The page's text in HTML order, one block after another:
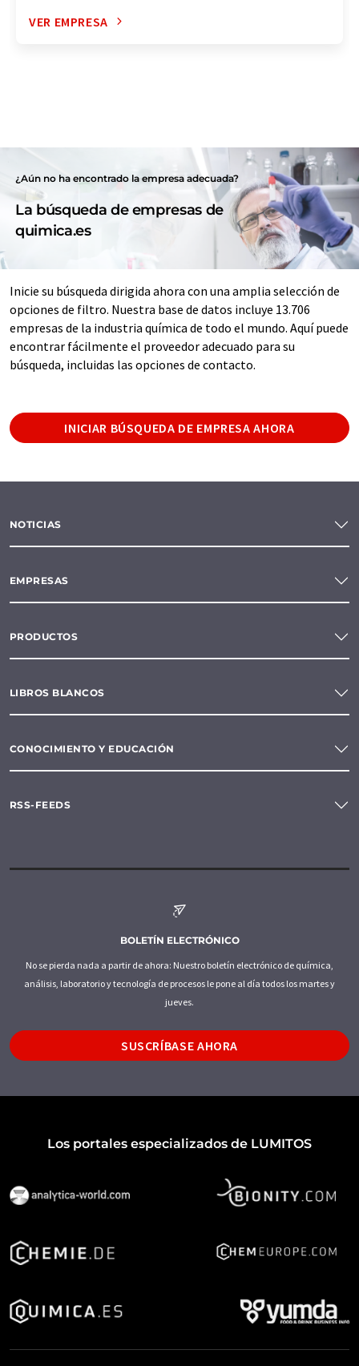
VER EMPRESA
¿Aún no ha encontrado la empresa adecuada?
La búsqueda de empresas de
quimica.es
Inicie su búsqueda dirigida ahora con una amplia selección de
opciones de filtro. Nuestra base de datos incluye 13.706
empresas de la industria química de todo el mundo. Aquí puede
encontrar fácilmente el proveedor adecuado para su
búsqueda, incluidas las opciones de contacto.
INICIAR BÚSQUEDA DE EMPRESA AHORA
NOTICIAS
EMPRESAS
PRODUCTOS
LIBROS BLANCOS
CONOCIMIENTO Y EDUCACIÓN
RSS-FEEDS
BOLETÍN ELECTRÓNICO
No se pierda nada a partir de ahora: Nuestro boletín electrónico de química,
análisis, laboratorio y tecnología de procesos le pone al día todos los martes y
jueves.
SUSCRÍBASE AHORA
Los portales especializados de LUMITOS